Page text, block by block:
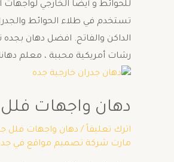
تستخدم في طلاء الحوائط
الداكن والفاتح. افضل دهان بجده
رشات أمريكية محببة ، معلم
دهان واجهات فلل جده
اترك تعليقاً / دهان واجهات فلل
مارت شركة تصميم مواقع في